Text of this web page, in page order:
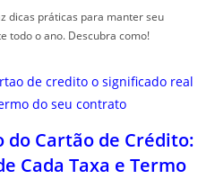
dicas práticas para manter seu
todo o ano. Descubra como!
do Cartão de Crédito:
Cada Taxa e Termo